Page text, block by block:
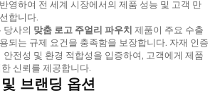
영하여 전 세계 시장에서의 제품 성능 및 고객 만
합니다.
당사의 맞춤 로고 주얼리 파우치 제품이 주요 수출
되는 규제 요건을 충족함을 보장합니다. 자재 인증
안전성 및 환경 적합성을 입증하여, 고객에게 제품
신뢰를 제공합니다.
브랜딩 옵션